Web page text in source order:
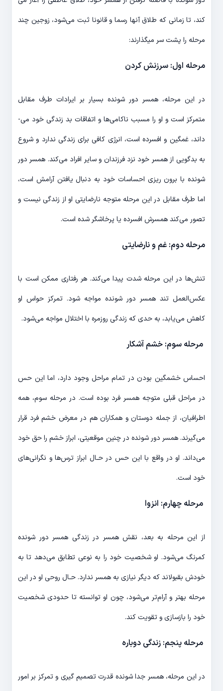
کند، تا زمانی که طلاق آن­ها رسما و قانونا ثبت می‌­شود، زوجین چند
مرحله را پشت سر می‎­گذارند:
مرحله اول: سرزنش کردن
در این مرحله، همسر دور شونده بسیار بر ایرادات طرف مقابل
متمرکز است و او را مسبب ناکامی­‌ها و اتفاقات بد زندگی خود می‌­
داند، غمگین و افسرده است، انرژی کافی برای زندگی ندارد و شروع
به بدگویی از همسر خود نزد فرزندان و سایر افراد می­‌کند. همسر دور
شونده با برون ریزی احساسات خود به دنبال یافتن آرامش است،
اما طرف مقابل در این مرحله متوجه نارضایتی او از زندگی نیست و
تصور می‌­کند همسرش افسرده یا پرخاشگر شده است.
مرحله دوم: غم و نارضایتی
تنش‌­ها در این مرحله شدت پیدا می‌­کند. هر رفتاری ممکن است با
عکس‌­العمل تند همسر دور شونده مواجه شود. تمرکز حواس او
کاهش می‌­یابد، به حدی که زندگی روزمره با اختلال مواجه می‌شود.
مرحله سوم: خشم آشکار
احساس خشمگین بودن در تمام مراحل وجود دارد، اما این حس
در مراحل قبلی متوجه همسر فرد بوده است. در مرحله سوم، همه
اطرافیان، از جمله دوستان و همکاران هم در معرض خشم فرد قرار
می­‌گیرند. همسر دور شونده در چنین موقعیتی، ابراز خشم را حق خود
می‌داند. او در واقع با این حس در حـال ابراز ترس‌­ها و نگرانی­‌های
خود است.
مرحله چهارم: انزوا
از این مرحله به بعد، نقش همسر در زندگی همسر دور شونده
کمرنگ می­‌شود. او شخصیت خود را به نوعی تطابق می­‌دهد تا به
خودش بقبولاند که دیگر نیازی به همسر ندارد. حـال روحی او در این
مرحله بهتر و آرام‌­تر می­‌شود، چون او توانسته تا حدودی شخصیت
خود را بازسازی و تقویت کند.
مرحله پنجم: زندگی دوباره
در این مرحله، همسر جدا شونده قدرت تصمیم گیری و تمرکز بر امور